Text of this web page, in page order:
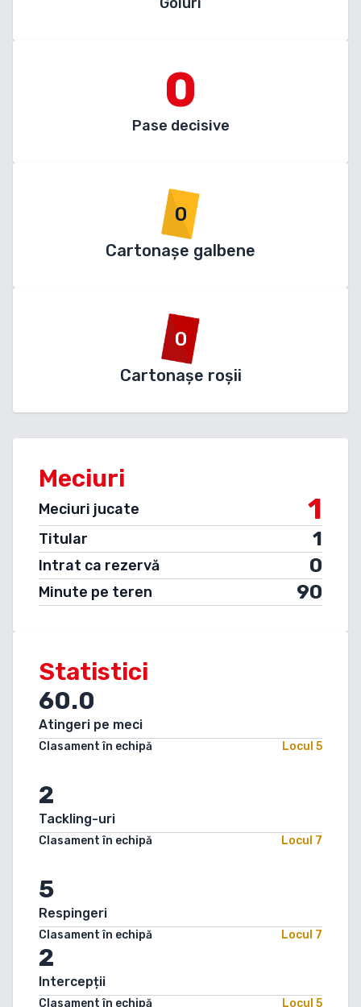
0
Pase decisive
0
Cartonașe galbene
0
Cartonașe roșii
Meciuri
Meciuri jucate 1
Titular 1
Intrat ca rezervă 0
Minute pe teren 90
Statistici
60.0
Atingeri pe meci
Clasament în echipă Locul 5
2
Tackling-uri
Clasament în echipă Locul 7
5
Respingeri
Clasament în echipă Locul 7
2
Intercepții
Clasament în echipă Locul 5